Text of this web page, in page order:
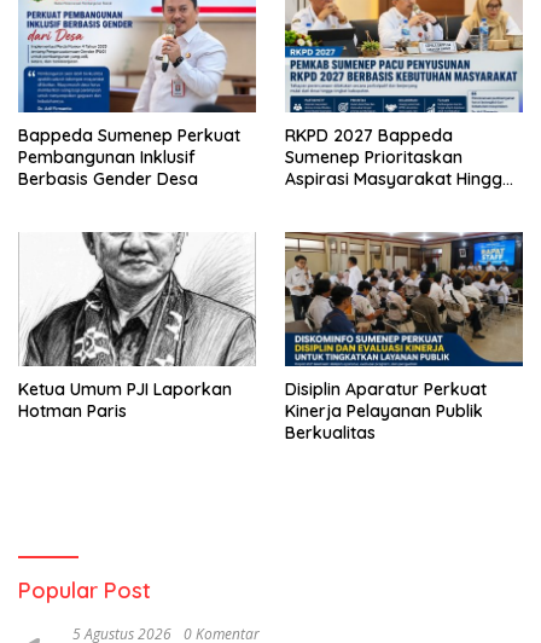
Bappeda Sumenep Perkuat
Pembangunan Inklusif
Berbasis Gender Desa
RKPD 2027 Bappeda
Sumenep Prioritaskan
Aspirasi Masyarakat Hingga
Ketua Umum PJI Laporkan
Hotman Paris
Disiplin Aparatur Perkuat
Kinerja Pelayanan Publik
Berkualitas
Popular Post
5 Agustus 2026 0 Komentar